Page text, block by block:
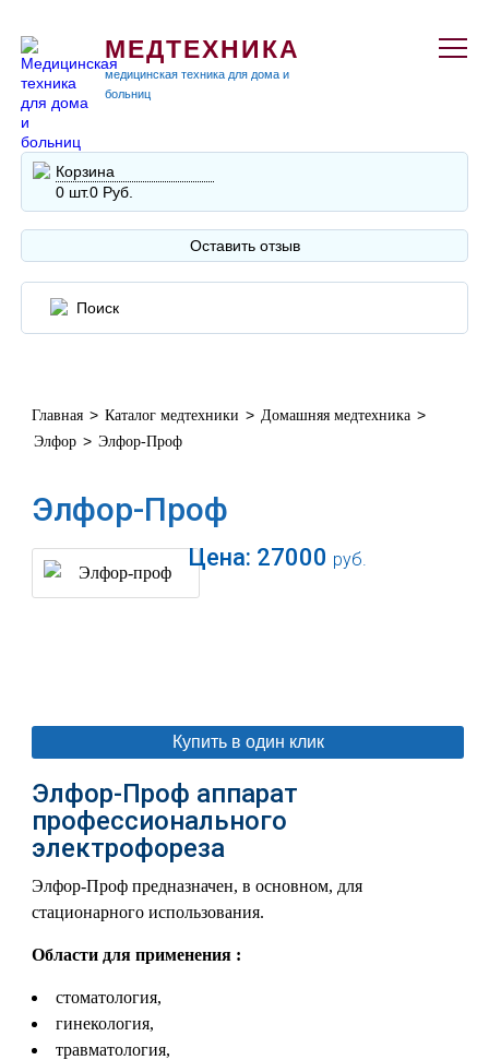
МЕДТЕХНИКА
медицинская техника для дома и
больниц
Корзина
0 шт.0 Руб.
Оставить отзыв
Главная > Каталог медтехники > Домашняя медтехника >
Элфор > Элфор-Проф
Элфор-Проф
Цена: 27000 руб.
Купить в один клик
Элфор-Проф аппарат
профессионального
электрофореза
Элфор-Проф предназначен, в основном, для
стационарного использования.
Области для применения :
стоматология,
гинекология,
травматология,